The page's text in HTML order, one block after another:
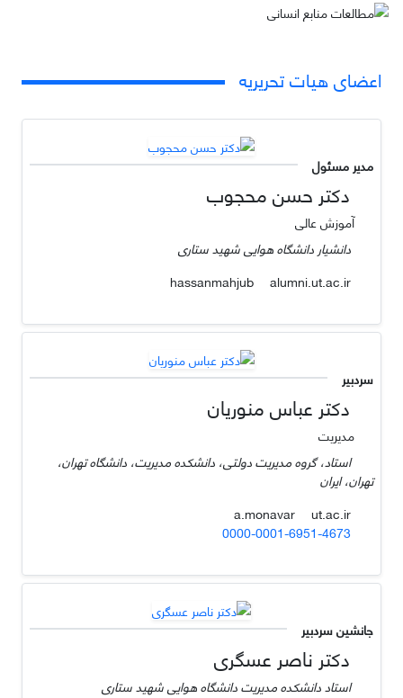
اعضای هیات تحریریه
مدیر مسئول
دکتر حسن محجوب
آموزش عالی
دانشیار دانشگاه هوایی شهید ستاری
hassanmahjub
alumni.ut.ac.ir
سردبیر
دکتر عباس منوریان
مدیریت
استاد، گروه مدیریت دولتی، دانشکده مدیریت، دانشگاه تهران،
تهران، ایران
a.monavar
ut.ac.ir
0000-0001-6951-4673
جانشین سردبیر
دکتر ناصر عسگری
استاد دانشکده مدیریت دانشگاه هوایی شهید ستاری